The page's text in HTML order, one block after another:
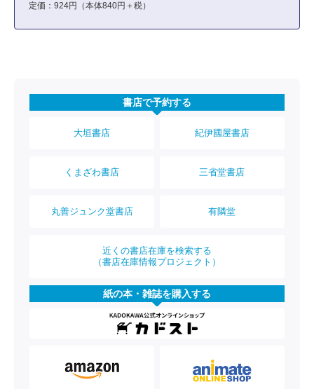
定価：924円（本体840円＋税）
書店で予約する
大垣書店 紀伊國屋書店
くまざわ書店 三省堂書店
丸善ジュンク堂書店 有隣堂
近くの書店在庫を検索する
（書店在庫情報プロジェクト）
紙の本・雑誌を購入する